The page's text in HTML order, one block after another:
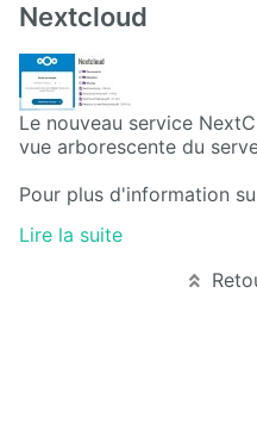
Blog
Bluemind
BPM
Calendar
CaptchEtat
Nextcloud
Le nouveau service
vue arborescente du
Pour plus d'information
Lire la suite